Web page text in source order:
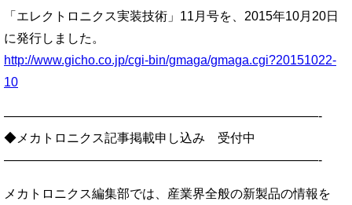
「エレクトロニクス実装技術」11月号を、2015年10月20日
に発行しました。
http://www.gicho.co.jp/cgi-bin/gmaga/gmaga.cgi?20151022-
10
—————————————————————————-
◆メカトロニクス記事掲載申し込み 受付中
—————————————————————————-
メカトロニクス編集部では、産業界全般の新製品の情報を